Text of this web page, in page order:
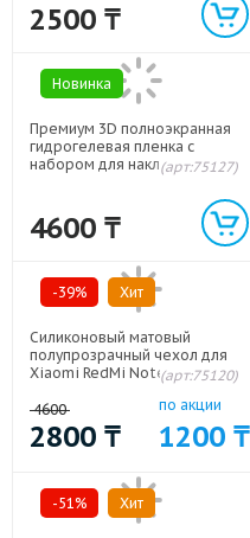
2500 ₸
Новинка
Премиум 3D полноэкранная
гидрогелевая пленка с
набором для наклеивания для
(арт:75127)
4600 ₸
-39% Хит
Силиконовый матовый
полупрозрачный чехол для
Xiaomi RedMi Note 9 Белый
(арт:75120)
4600
2800 ₸
по акции
1200 ₸
-51% Хит